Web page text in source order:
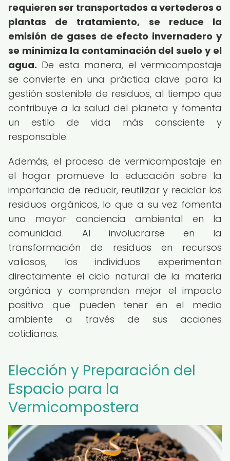
requieren ser transportados a vertederos o
plantas de tratamiento, se reduce la
emisión de gases de efecto invernadero y
se minimiza la contaminación del suelo y el
agua. De esta manera, el vermicompostaje
se convierte en una práctica clave para la
gestión sostenible de residuos, al tiempo que
contribuye a la salud del planeta y fomenta
un estilo de vida más consciente y
responsable.
Además, el proceso de vermicompostaje en
el hogar promueve la educación sobre la
importancia de reducir, reutilizar y reciclar los
residuos orgánicos, lo que a su vez fomenta
una mayor conciencia ambiental en la
comunidad. Al involucrarse en la
transformación de residuos en recursos
valiosos, los individuos experimentan
directamente el ciclo natural de la materia
orgánica y comprenden mejor el impacto
positivo que pueden tener en el medio
ambiente a través de sus acciones
cotidianas.
Elección y Preparación del
Espacio para la
Vermicompostera